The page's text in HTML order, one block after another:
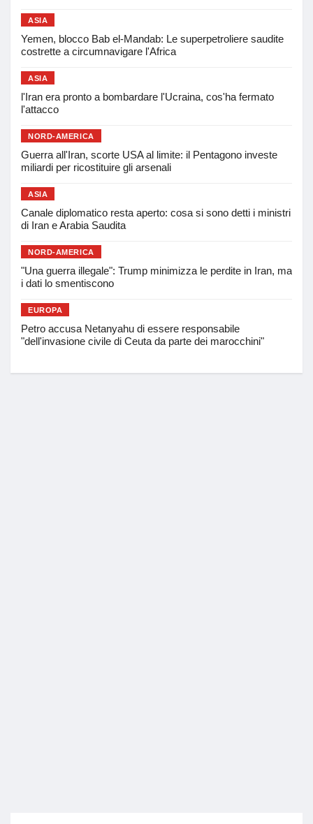
ASIA
Yemen, blocco Bab el-Mandab: Le superpetroliere saudite
costrette a circumnavigare l'Africa
ASIA
l'Iran era pronto a bombardare l'Ucraina, cos'ha fermato
l'attacco
NORD-AMERICA
Guerra all'Iran, scorte USA al limite: il Pentagono investe
miliardi per ricostituire gli arsenali
ASIA
Canale diplomatico resta aperto: cosa si sono detti i ministri
di Iran e Arabia Saudita
NORD-AMERICA
"Una guerra illegale": Trump minimizza le perdite in Iran, ma
i dati lo smentiscono
EUROPA
Petro accusa Netanyahu di essere responsabile
"dell'invasione civile di Ceuta da parte dei marocchini"